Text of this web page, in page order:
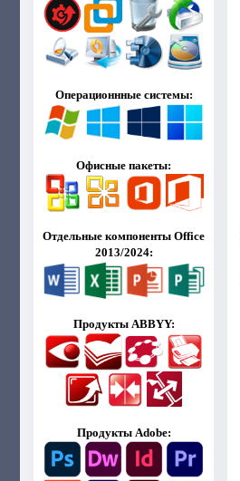
Операционнные системы:
Офисные пакеты:
Отдельные компоненты Office
2013/2024:
Продукты ABBYY:
Продукты Adobe: